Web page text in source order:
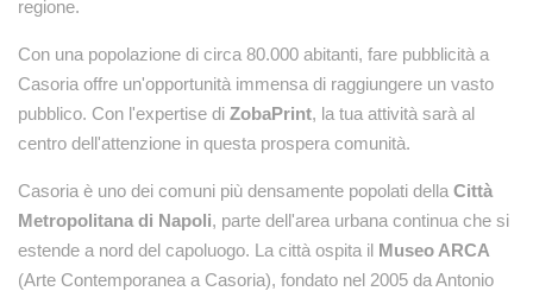
regione.
Con una popolazione di circa 80.000 abitanti, fare pubblicità a
Casoria offre un'opportunità immensa di raggiungere un vasto
pubblico. Con l'expertise di ZobaPrint, la tua attività sarà al
centro dell'attenzione in questa prospera comunità.
Casoria è uno dei comuni più densamente popolati della Città
Metropolitana di Napoli, parte dell'area urbana continua che si
estende a nord del capoluogo. La città ospita il Museo ARCA
(Arte Contemporanea a Casoria), fondato nel 2005 da Antonio